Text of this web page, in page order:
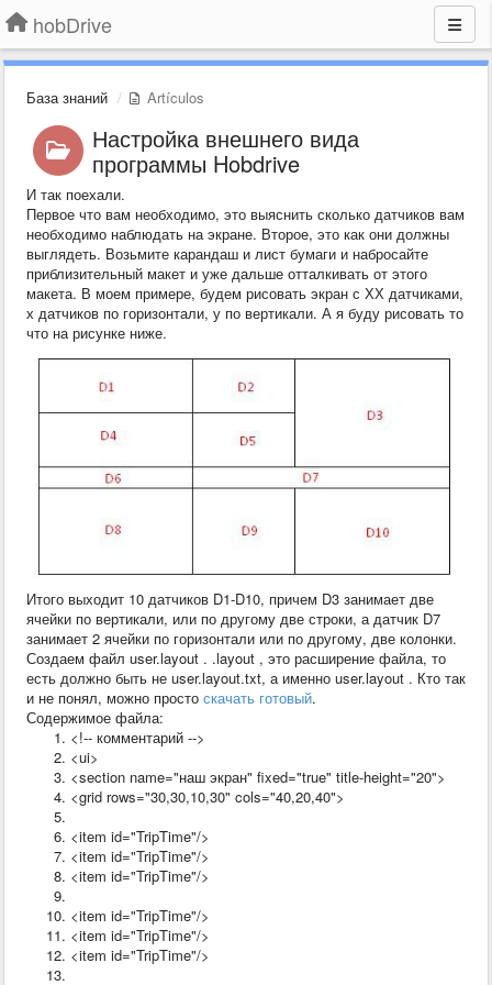
hobDrive
База знаний Artículos
Настройка внешнего вида
программы Hobdrive
И так поехали.
Первое что вам необходимо, это выяснить сколько датчиков вам
необходимо наблюдать на экране. Второе, это как они должны
выглядеть. Возьмите карандаш и лист бумаги и набросайте
приблизительный макет и уже дальше отталкивать от этого
макета. В моем примере, будем рисовать экран с ХХ датчиками,
х датчиков по горизонтали, у по вертикали. А я буду рисовать то
что на рисунке ниже.
Итого выходит 10 датчиков D1-D10, причем D3 занимает две
ячейки по вертикали, или по другому две строки, а датчик D7
занимает 2 ячейки по горизонтали или по другому, две колонки.
Создаем файл user.layout . .layout , это расширение файла, то
есть должно быть не user.layout.txt, а именно user.layout . Кто так
и не понял, можно просто скачать готовый.
Содержимое файла:
<!-- комментарий -->
<ui>
<section name="наш экран" fixed="true" title-height="20">
<grid rows="30,30,10,30" cols="40,20,40">
<item id="TripTime"/>
<item id="TripTime"/>
<item id="TripTime"/>
<item id="TripTime"/>
<item id="TripTime"/>
<item id="TripTime"/>